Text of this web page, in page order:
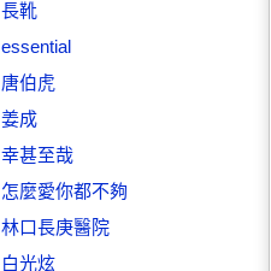
長靴
essential
唐伯虎
姜成
幸甚至哉
怎麼愛你都不夠
林口長庚醫院
白光炫